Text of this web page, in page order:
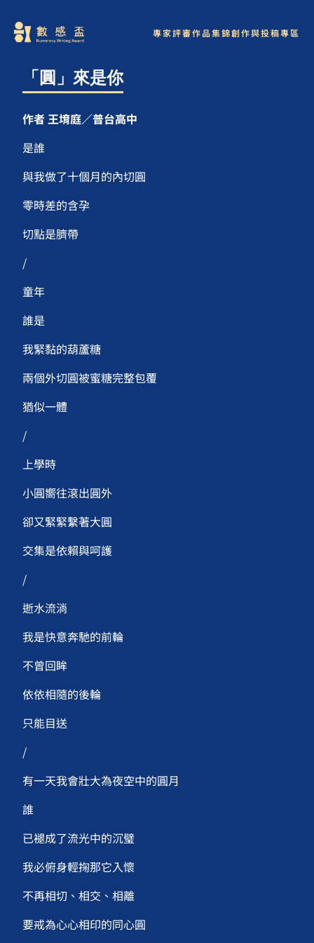
專家評審作品集錦創作與投稿專區
「圓」來是你
作者 王堉庭／普台高中
是誰
與我做了十個月的內切圓
零時差的含孕
切點是臍帶
/
童年
誰是
我緊黏的葫蘆糖
兩個外切圓被蜜糖完整包覆
猶似一體
/
上學時
小圓嚮往滾出圓外
卻又緊緊繫著大圓
交集是依賴與呵護
/
逝水流淌
我是快意奔馳的前輪
不曾回眸
依依相隨的後輪
只能目送
/
有一天我會壯大為夜空中的圓月
誰
已褪成了流光中的沉璧
我必俯身輕掬那它入懷
不再相切、相交、相離
要戒為心心相印的同心圓